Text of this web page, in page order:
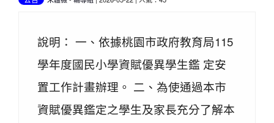
說明： 一、依據桃園市政府教育局115
學年度國民小學資賦優異學生鑑 定安
置工作計畫辦理。 二、為使通過本市
資賦優異鑑定之學生及家長充分了解本